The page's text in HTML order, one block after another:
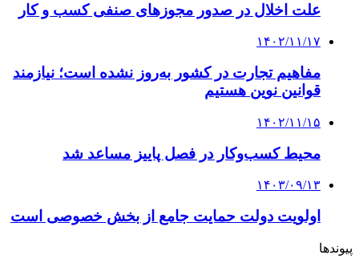
علت اخلال در صدور مجوزهای صنفی کسب و کار
۱۴۰۲/۱۱/۱۷
مفاهیم تجارت در کشور به‌روز نشده است؛ نیازمند
قوانین نوین هستیم
۱۴۰۲/۱۱/۱۵
محیط کسب‌وکار در فصل پاییز مساعد شد
۱۴۰۳/۰۹/۱۳
اولویت دولت حمایت جامع از بخش خصوصی است
پیوندها